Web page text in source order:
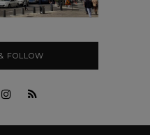
FOLLOW